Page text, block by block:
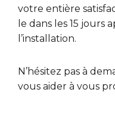
votre entière
le dans les 15 jours
l’installation.
N’hésitez pas à
vous aider à vous